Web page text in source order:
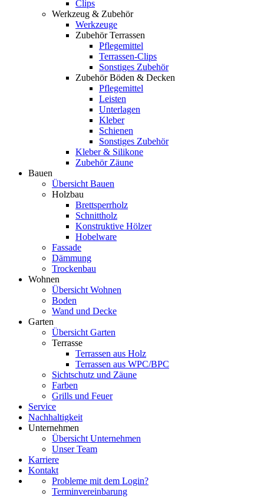
Clips
Werkzeug & Zubehör
Werkzeuge
Zubehör Terrassen
Pflegemittel
Terrassen-Clips
Sonstiges Zubehör
Zubehör Böden & Decken
Pflegemittel
Leisten
Unterlagen
Kleber
Schienen
Sonstiges Zubehör
Kleber & Silikone
Zubehör Zäune
Bauen
Übersicht Bauen
Holzbau
Brettsperrholz
Schnittholz
Konstruktive Hölzer
Hobelware
Fassade
Dämmung
Trockenbau
Wohnen
Übersicht Wohnen
Boden
Wand und Decke
Garten
Übersicht Garten
Terrasse
Terrassen aus Holz
Terrassen aus WPC/BPC
Sichtschutz und Zäune
Farben
Grills und Feuer
Service
Nachhaltigkeit
Unternehmen
Übersicht Unternehmen
Unser Team
Karriere
Kontakt
Probleme mit dem Login?
Terminvereinbarung